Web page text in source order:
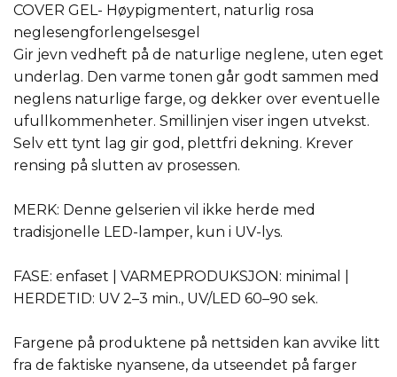
COVER GEL- Høypigmentert, naturlig rosa
neglesengforlengelsesgel
Gir jevn vedheft på de naturlige neglene, uten eget
underlag. Den varme tonen går godt sammen med
neglens naturlige farge, og dekker over eventuelle
ufullkommenheter. Smillinjen viser ingen utvekst.
Selv ett tynt lag gir god, plettfri dekning. Krever
rensing på slutten av prosessen.
MERK: Denne gelserien vil ikke herde med
tradisjonelle LED-lamper, kun i UV-lys.
FASE: enfaset | VARMEPRODUKSJON: minimal |
HERDETID: UV 2–3 min., UV/LED 60–90 sek.
Fargene på produktene på nettsiden kan avvike litt
fra de faktiske nyansene, da utseendet på farger